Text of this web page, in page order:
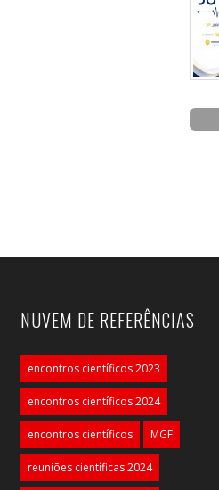
NUVEM DE REFERÊNCIAS
encontros científicos 2023
encontros científicos 2024
encontros científicos MGF
reuniões científicas 2024